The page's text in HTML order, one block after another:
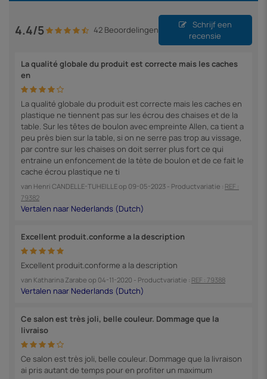
4.4/5 42 Beoordelingen
Schrijf een
recensie
La qualité globale du produit est correcte mais les caches
en
La qualité globale du produit est correcte mais les caches en
plastique ne tiennent pas sur les écrou des chaises et de la
table. Sur les têtes de boulon avec empreinte Allen, ca tient a
peu près bien sur la table, si on ne serre pas trop au vissage,
par contre sur les chaises on doit serrer plus fort ce qui
entraine un enfoncement de la tète de boulon et de ce fait le
cache écrou plastique ne ti
van Henri CANDELLE-TUHEILLEop 09-05-2023 - Productvariatie : REF :
79382
Excellent produit.conforme a la description
Excellent produit.conforme a la description
van Katharina Zarabe op 04-11-2020 - Productvariatie : REF : 79388
Ce salon est très joli, belle couleur. Dommage que la
livraiso
Ce salon est très joli, belle couleur. Dommage que la livraison
ai pris autant de temps pour en profiter un maximum